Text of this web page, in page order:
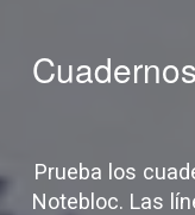
Prueba los
Notebloc. Las